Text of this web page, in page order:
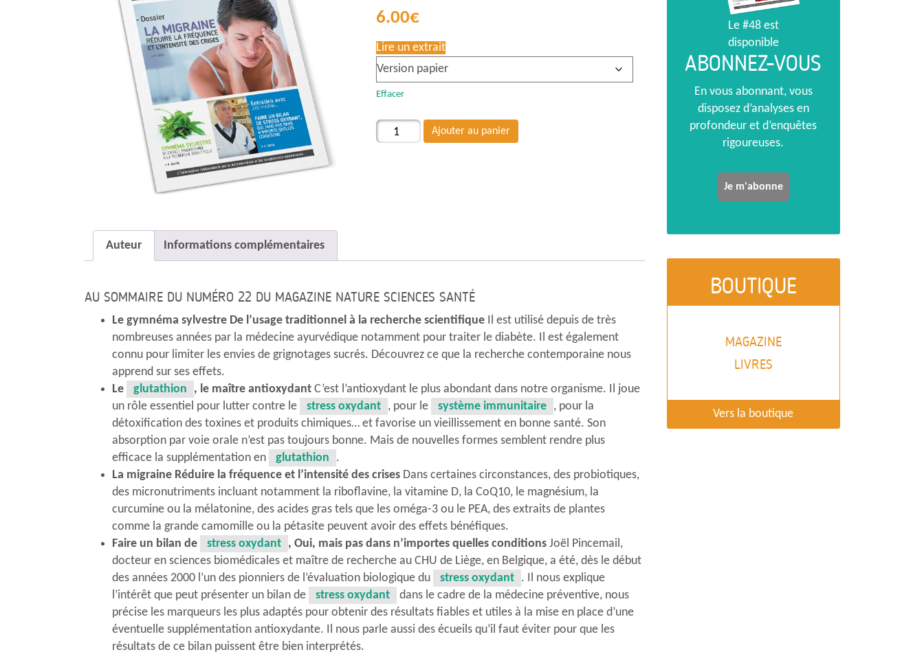
6.00€
Lire un extrait
Effacer
quantité
de
Ajouter au panier
Auteur Informations complémentaires
AU SOMMAIRE DU NUMÉRO 22 DU MAGAZINE NATURE SCIENCES SANTÉ
Le gymnéma sylvestre De l’usage traditionnel à la recherche scientifique Il est utilisé depuis de très
nombreuses années par la médecine ayurvédique notamment pour traiter le diabète. Il est également
connu pour limiter les envies de grignotages sucrés. Découvrez ce que la recherche contemporaine nous
apprend sur ses effets.
Le
glutathion , le maître antioxydant C’est l’antioxydant le plus abondant dans notre organisme. Il joue
un rôle essentiel pour lutter contre le
stress oxydant , pour le système immunitaire , pour la
détoxification des toxines et produits chimiques… et favorise un vieillissement en bonne santé. Son
absorption par voie orale n’est pas toujours bonne. Mais de nouvelles formes semblent rendre plus
efficace la supplémentation en
glutathion
.
La migraine Réduire la fréquence et l’intensité des crises Dans certaines circonstances, des probiotiques,
des micronutriments incluant notamment la riboflavine, la vitamine D, la CoQ10, le magnésium, la
curcumine ou la mélatonine, des acides gras tels que les oméga-3 ou le PEA, des extraits de plantes
comme la grande camomille ou la pétasite peuvent avoir des effets bénéfiques.
Faire un bilan de
stress oxydant , Oui, mais pas dans n’importes quelles conditions Joël Pincemail,
docteur en sciences biomédicales et maître de recherche au CHU de Liège, en Belgique, a été, dès le début
des années 2000 l’un des pionniers de l’évaluation biologique du
stress oxydant . Il nous explique
l’intérêt que peut présenter un bilan de
stress oxydant
dans le cadre de la médecine préventive, nous
précise les marqueurs les plus adaptés pour obtenir des résultats fiables et utiles à la mise en place d’une
éventuelle supplémentation antioxydante. Il nous parle aussi des écueils qu’il faut éviter pour que les
résultats de ce bilan puissent être bien interprétés.
Le #48 est
disponible
ABONNEZ-VOUS
En vous abonnant, vous
disposez d’analyses en
profondeur et d’enquêtes
rigoureuses.
Je m'abonne
BOUTIQUE
MAGAZINE
LIVRES
Vers la boutique